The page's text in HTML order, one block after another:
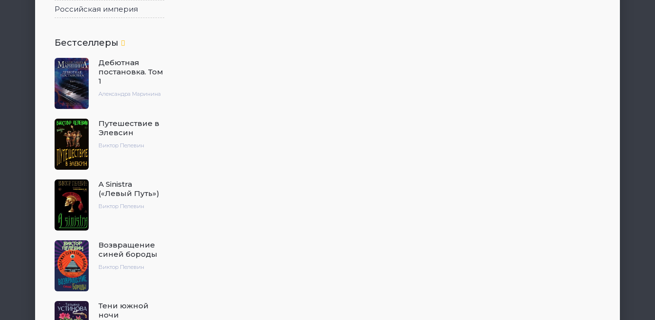
Российская империя
Бестселлеры
Дебютная
постановка. Том
1
Александра Маринина
Путешествие в
Элевсин
Виктор Пелевин
A Sinistra
(«Левый Путь»)
Виктор Пелевин
Возвращение
синей бороды
Виктор Пелевин
Тени южной
ночи